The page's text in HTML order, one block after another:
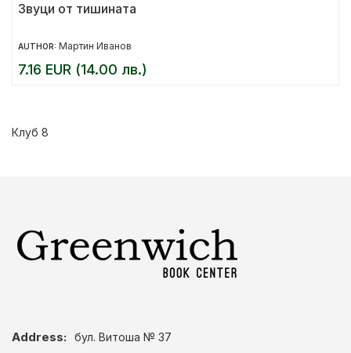
Звуци от тишината
AUTHOR: Мартин Иванов
7.16 EUR (14.00 лв.)
Клуб 8
Address: бул. Витоша № 37